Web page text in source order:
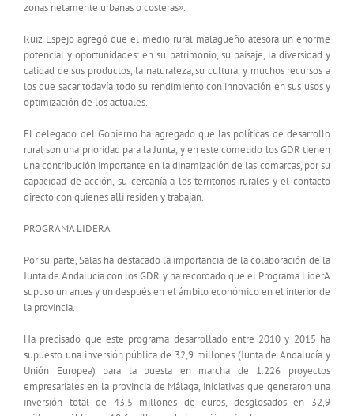
zonas netamente urbanas o costeras».
Ruiz Espejo agregó que el medio rural malagueño atesora un enorme
potencial y oportunidades: en su patrimonio, su paisaje, la diversidad y
calidad de sus productos, la naturaleza, su cultura, y muchos recursos a
los que sacar todavía todo su rendimiento con innovación en sus usos y
optimización de los actuales.
El delegado del Gobierno ha agregado que las políticas de desarrollo
rural son una prioridad para la Junta, y en este cometido los GDR tienen
una contribución importante en la dinamización de las comarcas, por su
capacidad de acción, su cercanía a los territorios rurales y el contacto
directo con quienes allí residen y trabajan.
PROGRAMA LIDERA
Por su parte, Salas ha destacado la importancia de la colaboración de la
Junta de Andalucía con los GDR y ha recordado que el Programa LiderA
supuso un antes y un después en el ámbito económico en el interior de
la provincia.
Ha precisado que este programa desarrollado entre 2010 y 2015 ha
supuesto una inversión pública de 32,9 millones (Junta de Andalucía y
Unión Europea) para la puesta en marcha de 1.226 proyectos
empresariales en la provincia de Málaga, iniciativas que generaron una
inversión total de 43,5 millones de euros, desglosados en 32,9